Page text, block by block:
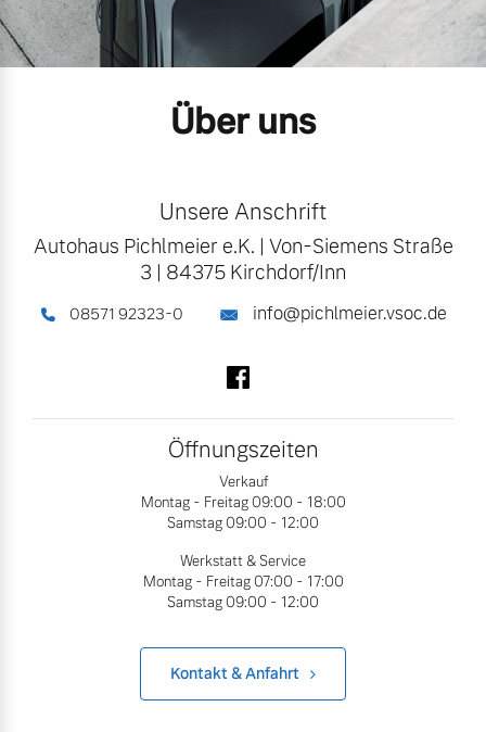
Gebrauchtwagen
Aktuelle Zubehörangebote
Aktuelle Serviceangebote
Service by Volvo
Unsere News & Events
Über uns
Unsere Anschrift
Autohaus Pichlmeier e.K. | Von-Siemens Straße
3 | 84375 Kirchdorf/Inn
08571 92323-0 info@pichlmeier.vsoc.de
Folgen Sie uns auf Facebook
Öffnungszeiten
Verkauf
Montag - Freitag 09:00 - 18:00
Samstag 09:00 - 12:00
Werkstatt & Service
Montag - Freitag 07:00 - 17:00
Samstag 09:00 - 12:00
Kontakt & Anfahrt